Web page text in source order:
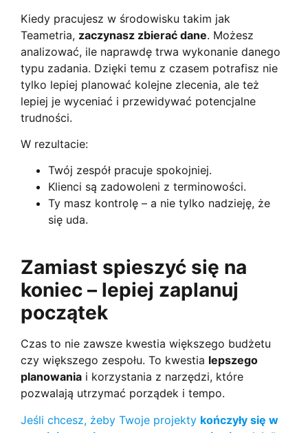
Kiedy pracujesz w środowisku takim jak
Teametria, zaczynasz zbierać dane. Możesz
analizować, ile naprawdę trwa wykonanie danego
typu zadania. Dzięki temu z czasem potrafisz nie
tylko lepiej planować kolejne zlecenia, ale też
lepiej je wyceniać i przewidywać potencjalne
trudności.
W rezultacie:
Twój zespół pracuje spokojniej.
Klienci są zadowoleni z terminowości.
Ty masz kontrolę – a nie tylko nadzieję, że
się uda.
Zamiast spieszyć się na
koniec – lepiej zaplanuj
początek
Czas to nie zawsze kwestia większego budżetu
czy większego zespołu. To kwestia lepszego
planowania i korzystania z narzędzi, które
pozwalają utrzymać porządek i tempo.
Jeśli chcesz, żeby Twoje projekty kończyły się w